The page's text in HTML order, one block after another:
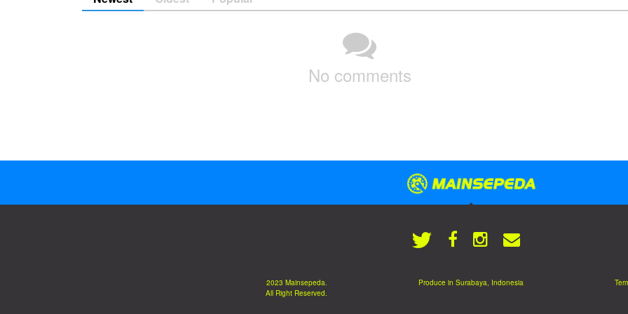
No comments
2023 Mainsepeda.
All Right Reserved.
Produce in Surabaya, Indonesia